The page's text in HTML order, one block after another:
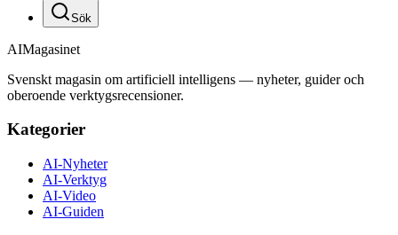
Sök
AIMagasinet
Svenskt magasin om artificiell intelligens — nyheter, guider och
oberoende verktygsrecensioner.
Kategorier
AI-Nyheter
AI-Verktyg
AI-Video
AI-Guiden